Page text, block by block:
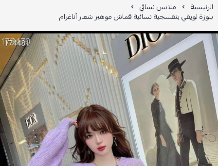
الرئيسية ملابس نسائي
بلوزة لويفي بنفسجية نسائية قماش موهير شعار أناغرام